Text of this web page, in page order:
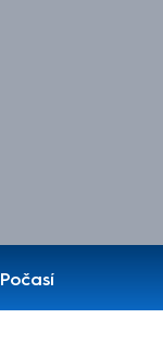
Počasí